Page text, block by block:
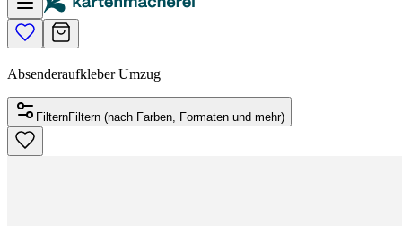
Absenderaufkleber Umzug
FilternFiltern (nach Farben, Formaten und mehr)